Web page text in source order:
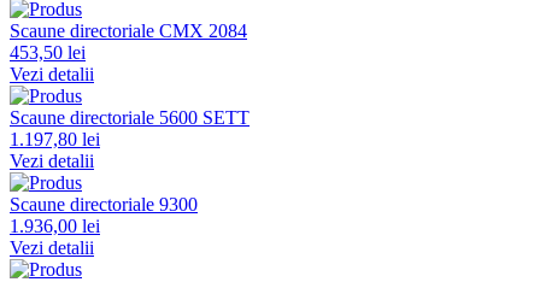
Scaune directoriale CMX 2084
453,50 lei
Vezi detalii
Scaune directoriale 5600 SETT
1.197,80 lei
Vezi detalii
Scaune directoriale 9300
1.936,00 lei
Vezi detalii